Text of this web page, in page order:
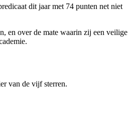
dit jaar met 74 punten net niet
en over de mate waarin zij een veilige
van de vijf sterren.